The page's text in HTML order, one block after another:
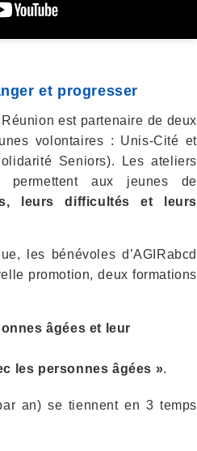
et progresser
est partenaire de deux
volontaires : Unis-Cité et
Seniors). Les ateliers
permettent aux jeunes de
leurs difficultés et leurs
les bénévoles d’AGIRabcd
promotion, deux formations
âgées et leur
les personnes âgées ».
an) se tiennent en 3 temps